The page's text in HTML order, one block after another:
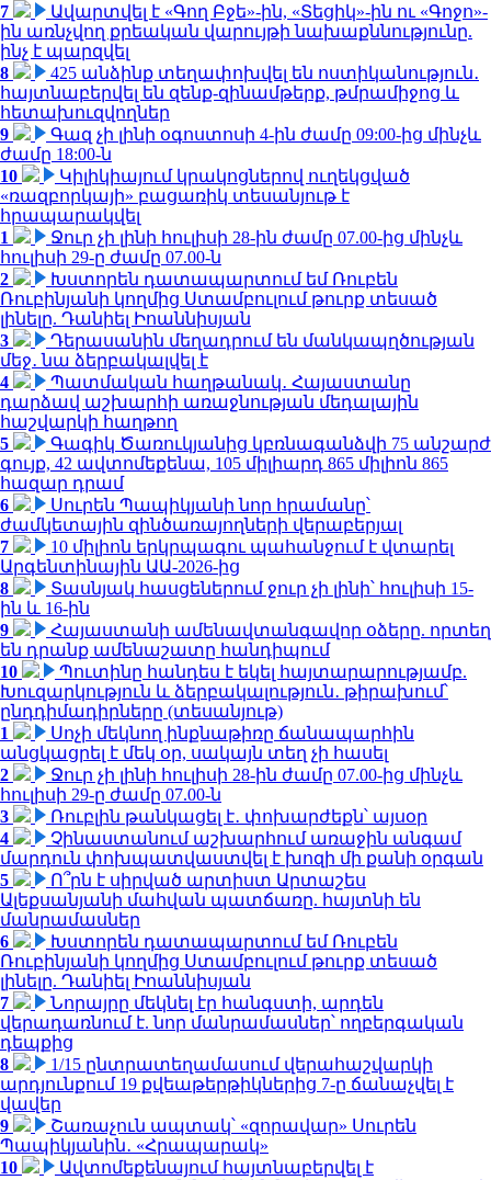
7
Ավարտվել է «Գող Բջե»-ին, «Տեցիկ»-ին ու «Գոջո»-
ին առնչվող քրեական վարույթի նախաքննությունը.
ինչ է պարզվել
8
425 անձինք տեղափոխվել են ոստիկանություն․
հայտնաբերվել են զենք-զինամթերք, թմրամիջոց և
հետախուզվողներ
9
Գազ չի լինի օգոստոսի 4-ին ժամը 09:00-ից մինչև
ժամը 18:00-ն
10
Կիլիկիայում կրակոցներով ուղեկցված
«ռազբորկայի» բացառիկ տեսանյութ է
հրապարակվել
1
Ջուր չի լինի հուլիսի 28-ին ժամը 07.00-ից մինչև
հուլիսի 29-ը ժամը 07.00-ն
2
Խստորեն դատապարտում եմ Ռուբեն
Ռուբինյանի կողմից Ստամբուլում թուրք տեսած
լինելը. Դանիել Իոաննիսյան
3
Դերասանին մեղադրում են մանկապղծության
մեջ․ նա ձերբակալվել է
4
Պատմական հաղթանակ․ Հայաստանը
դարձավ աշխարհի առաջնության մեդալային
հաշվարկի հաղթող
5
Գագիկ Ծառուկյանից կբռնագանձվի 75 անշարժ
գույք, 42 ավտոմեքենա, 105 միլիարդ 865 միլիոն 865
հազար դրամ
6
Սուրեն Պապիկյանի նոր հրամանը՝
ժամկետային զինծառայողների վերաբերյալ
7
10 միլիոն երկրպագու պահանջում է վտարել
Արգենտինային ԱԱ-2026-ից
8
Տասնյակ հասցեներում ջուր չի լինի՝ հուլիսի 15-
ին և 16-ին
9
Հայաստանի ամենավտանգավոր օձերը. որտեղ
են դրանք ամենաշատը հանդիպում
10
Պուտինը հանդես է եկել հայտարարությամբ.
Խուզարկություն և ձերբակալություն․ թիրախում՝
ընդդիմադիրները (տեսանյութ)
1
Սոչի մեկնող ինքնաթիռը ճանապարհին
անցկացրել է մեկ օր, սակայն տեղ չի հասել
2
Ջուր չի լինի հուլիսի 28-ին ժամը 07.00-ից մինչև
հուլիսի 29-ը ժամը 07.00-ն
3
Ռուբլին թանկացել է․ փոխարժեքն՝ այսօր
4
Չինաստանում աշխարհում առաջին անգամ
մարդուն փոխպատվաստվել է խոզի մի քանի օրգան
5
Ո՞րն է սիրված արտիստ Արտաշես
Ալեքսանյանի մահվան պատճառը. հայտնի են
մանրամասներ
6
Խստորեն դատապարտում եմ Ռուբեն
Ռուբինյանի կողմից Ստամբուլում թուրք տեսած
լինելը. Դանիել Իոաննիսյան
7
Նորայրը մեկնել էր հանգստի, արդեն
վերադառնում է. նոր մանրամասներ՝ ողբերգական
դեպքից
8
1/15 ընտրատեղամասում վերահաշվարկի
արդյունքում 19 քվեաթերթիկներից 7-ը ճանաչվել է
վավեր
9
Շառաչուն ապտակ՝ «զորավար» Սուրեն
Պապիկյանին․ «Հրապարակ»
10
Ավտոմեքենայում հայտնաբերվել է